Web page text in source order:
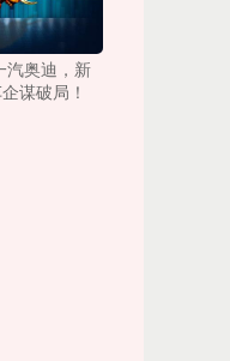
汽奥迪，新
谋破局！